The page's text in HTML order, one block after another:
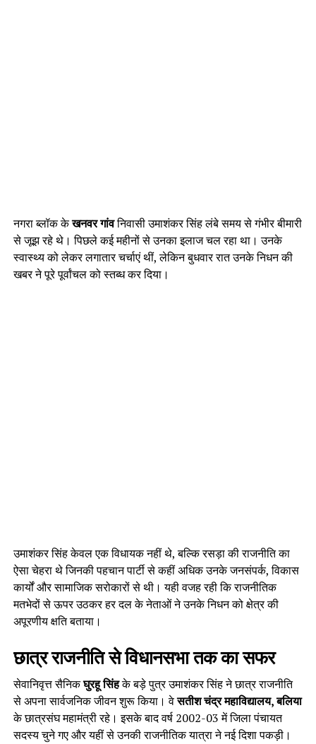
नगरा ब्लॉक केखनवर गांवनिवासी उमाशंकर सिंह लंबे समय से गंभीर बीमारी
से जूझ रहे थे। पिछले कई महीनों से उनका इलाज चल रहा था। उनके
स्वास्थ्य को लेकर लगातार चर्चाएं थीं, लेकिन बुधवार रात उनके निधन की
खबर ने पूरे पूर्वांचल को स्तब्ध कर दिया।
उमाशंकर सिंह केवल एक विधायक नहीं थे, बल्कि रसड़ा की राजनीति का
ऐसा चेहरा थे जिनकी पहचान पार्टी से कहीं अधिक उनके जनसंपर्क, विकास
कार्यों और सामाजिक सरोकारों से थी। यही वजह रही कि राजनीतिक
मतभेदों से ऊपर उठकर हर दल के नेताओं ने उनके निधन को क्षेत्र की
अपूरणीय क्षति बताया।
छात्र राजनीति से विधानसभा तक का सफर
सेवानिवृत्त सैनिकघुरहू सिंहके बड़े पुत्र उमाशंकर सिंह ने छात्र राजनीति
से अपना सार्वजनिक जीवन शुरू किया। वेसतीश चंद्र महाविद्यालय, बलिया
के छात्रसंघ महामंत्री रहे। इसके बाद वर्ष 2002-03 में जिला पंचायत
सदस्य चुने गए और यहीं से उनकी राजनीतिक यात्रा ने नई दिशा पकड़ी।